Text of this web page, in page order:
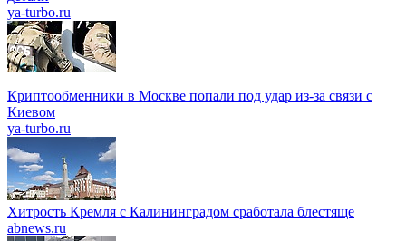
ya-turbo.ru
Криптообменники в Москве попали под удар из-за связи с
Киевом
ya-turbo.ru
Хитрость Кремля с Калининградом сработала блестяще
abnews.ru